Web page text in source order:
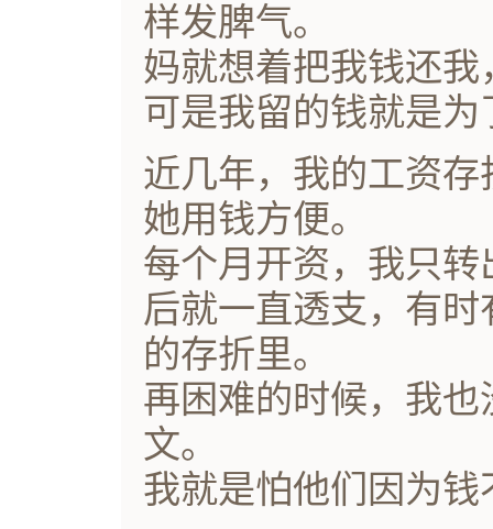
样发脾气。
妈就想着把我钱还我
可是我留的钱就是
近几年，我的工资
她用钱方便。
每个月开资，我只
后就一直透支，有
的存折里。
再困难的时候，我
文。
我就是怕他们因为